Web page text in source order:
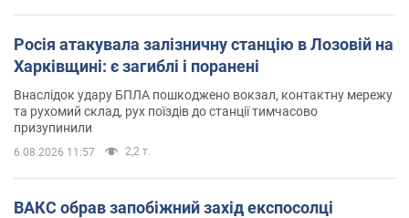
Росія атакувала залізничну станцію в Лозовій на
Харківщині: є загиблі і поранені
Внаслідок удару БПЛА пошкоджено вокзал, контактну мережу
та рухомий склад, рух поїздів до станції тимчасово
призупинили
6.08.2026 11:57 2,2 т.
ВАКС обрав запобіжний захід експосолці